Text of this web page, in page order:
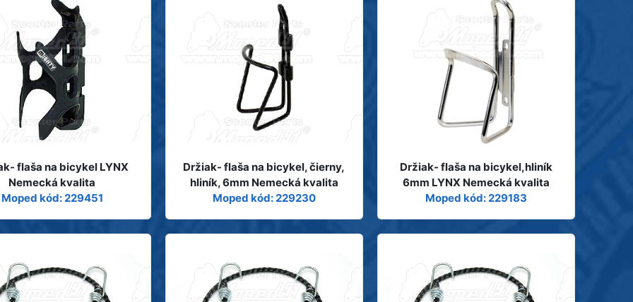
flaša na bicykel LYNX
Nemecká kvalita
Moped kód: 229451
Držiak- flaša na bicykel, čierny,
hliník, 6mm Nemecká kvalita
Moped kód: 229230
Držiak- flaša na bicykel,hliník
6mm LYNX Nemecká kvalita
Moped kód: 229183